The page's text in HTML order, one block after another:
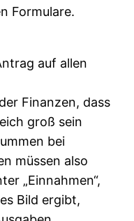
Formulare.
auf allen
Finanzen, dass
groß sein
bei
müssen also
„Einnahmen“,
Bild ergibt,